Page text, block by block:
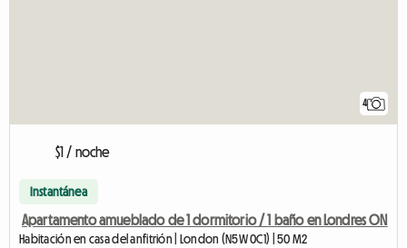
4
$1 / noche
Instantánea
Apartamento amueblado de 1 dormitorio / 1 baño en Londres ON
Habitación en casa del anfitrión | London (N5W 0C1) | 50 M2